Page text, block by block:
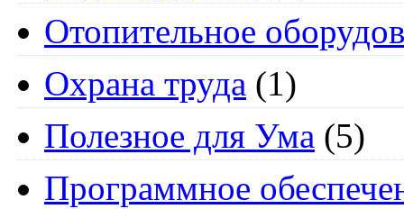
Отопительное
Охрана труда (1)
Полезное для Ума (5)
Программное